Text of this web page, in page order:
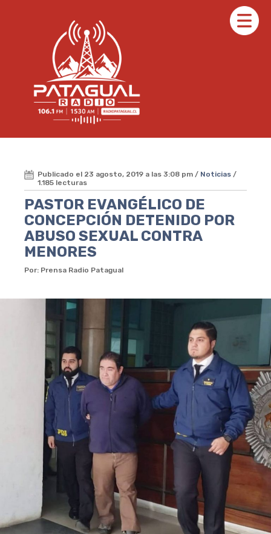
Publicado el 23 agosto, 2019 a las 3:08 pm / Noticias /
1.185 lecturas
PASTOR EVANGÉLICO DE
CONCEPCIÓN DETENIDO POR
ABUSO SEXUAL CONTRA
MENORES
Por: Prensa Radio Patagual